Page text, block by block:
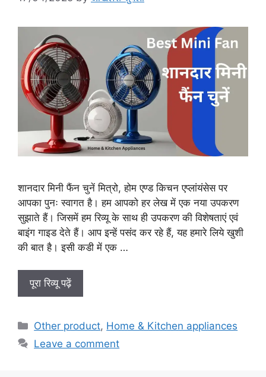
शानदार मिनी फैंन चुनें मित्रो, होम एण्ड किचन एप्लांयंसेस पर
आपका पुनः स्वागत है। हम आपको हर लेख में एक नया उपकरण
सुझाते हैं। जिसमें हम रिव्यू के साथ ही उपकरण की विशेषताएं एवं
बाइंग गाइड देते हैं। आप इन्हें पसंद कर रहे हैं, यह हमारे लिये खुशी
की बात है। इसी कडी में एक …
पूरा रिव्यू पढ़ें
Categories
Other product, Home & Kitchen appliances
Leave a comment